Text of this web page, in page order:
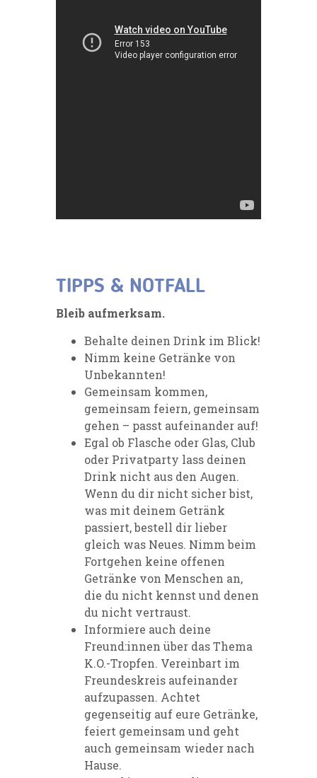
TIPPS & NOTFALL
Bleib aufmerksam.
Behalte deinen Drink im Blick!
Nimm keine Getränke von
Unbekannten!
Gemeinsam kommen,
gemeinsam feiern, gemeinsam
gehen – passt aufeinander auf!
Egal ob Flasche oder Glas, Club
oder Privatparty lass deinen
Drink nicht aus den Augen.
Wenn du dir nicht sicher bist,
was mit deinem Getränk
passiert, bestell dir lieber
gleich was Neues. Nimm beim
Fortgehen keine offenen
Getränke von Menschen an,
die du nicht kennst und denen
du nicht vertraust.
Informiere auch deine
Freund:innen über das Thema
K.O.-Tropfen. Vereinbart im
Freundeskreis aufeinander
aufzupassen. Achtet
gegenseitig auf eure Getränke,
feiert gemeinsam und geht
auch gemeinsam wieder nach
Hause.